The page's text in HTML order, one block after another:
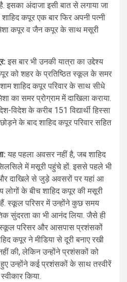
इसका अंदाजा इसी बात से लगाया जा
कपूर एक बार फिर अपनी पत्नी
कपूर व जैन कपूर के साथ मसूरी
इस बार भी उनकी यात्रा का उद्देश्य
को शहर के प्रतिष्ठित स्कूल के समर
शाम शाहिद कपूर परिवार के साथ सीधे
का समर प्रोग्राम में दाखिला कराया.
के करीब 151 विद्यार्थी हिस्सा
के बाद शाहिद कपूर परिवार सहित
यह पहला अवसर नहीं है, जब शाहिद
में मसूरी पहुंचे हों. इससे पहले भी
दाखिले से जुड़े अवसरों पर यहां आ
के बीच शाहिद कपूर की मसूरी
हैं. स्कूल परिसर में उन्होंने कुछ समय
सुंदरता का भी आनंद लिया. जैसे ही
परिसर और आसपास प्रशंसकों
कपूर ने मीडिया से दूरी बनाए रखी
की, लेकिन उन्होंने प्रशंसकों को
हुए उन्होंने कई प्रशंसकों के साथ तस्वीरें
किया.